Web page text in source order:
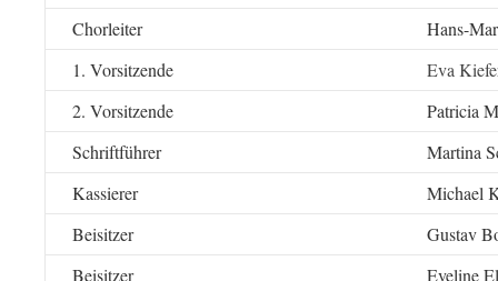
Chorleiter
Hans-
1. Vorsitzende
Eva
2. Vorsitzende
Patricia
Schriftführer
Martina
Kassierer
Michael
Beisitzer
Gustav
Beisitzer
Eveline